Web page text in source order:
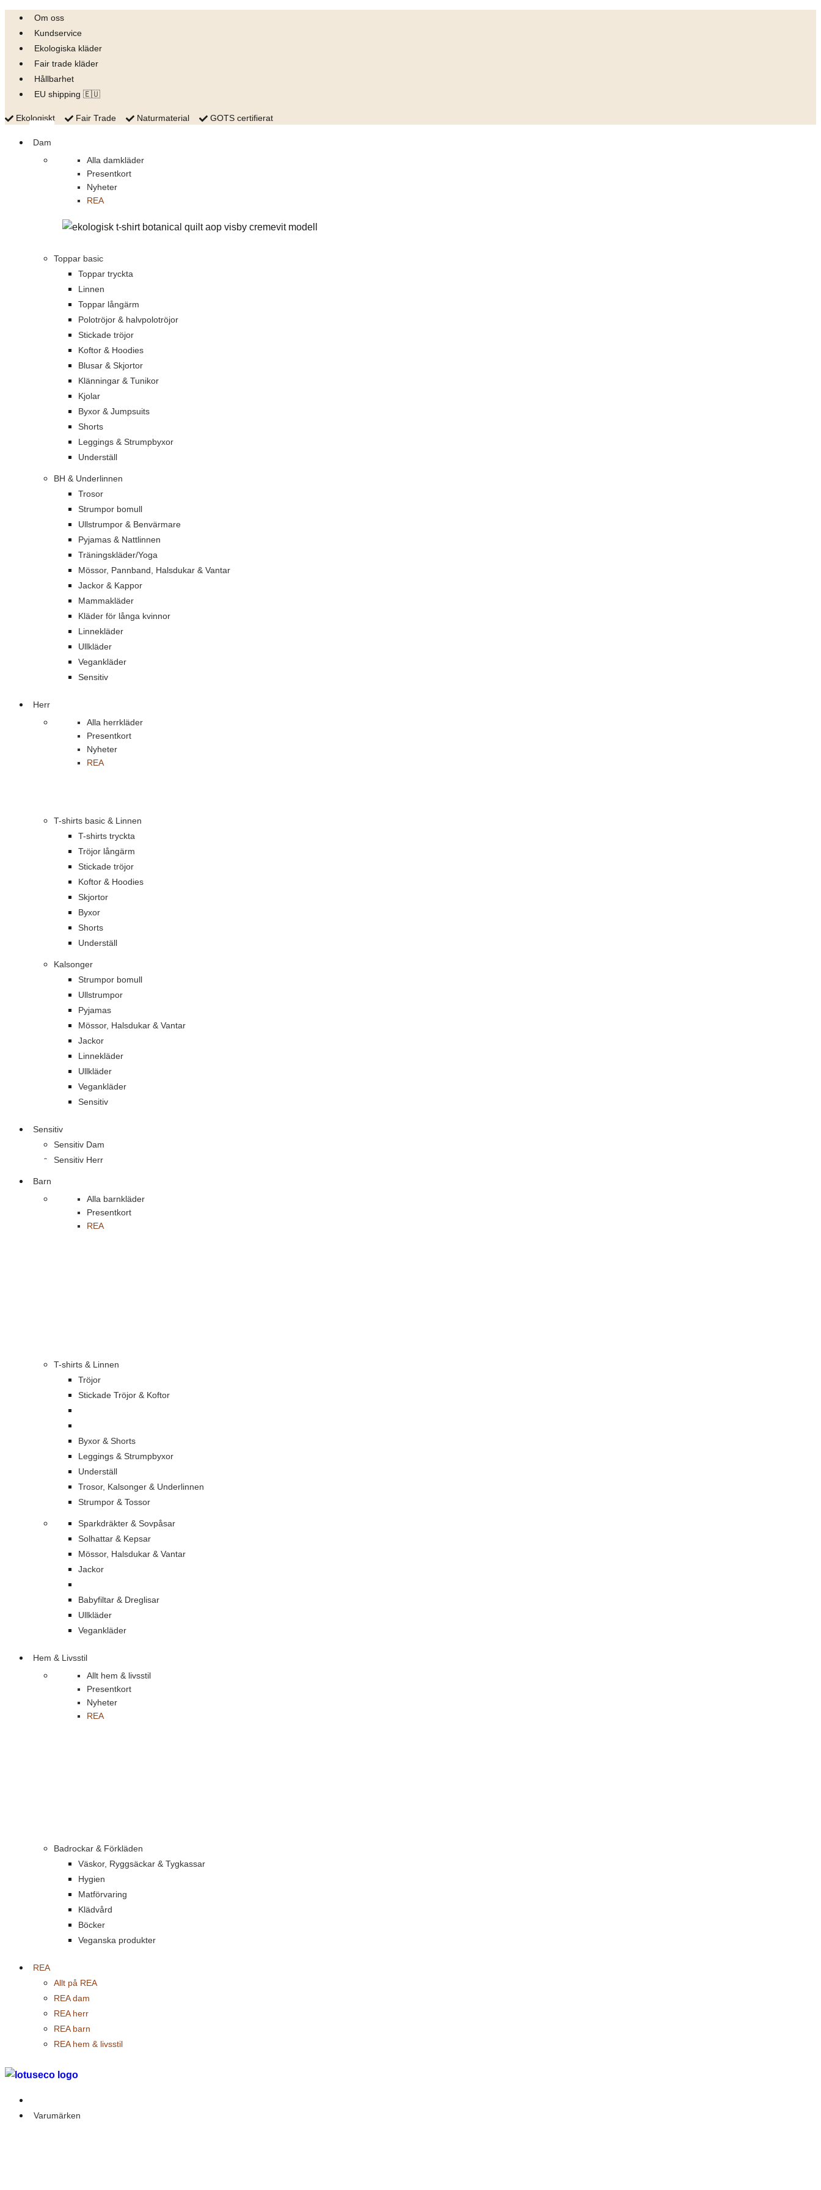
Skip
content
Om oss
Kundservice
Ekologiska kläder
Fair trade kläder
Hållbarhet
EU shipping 🇪🇺
Ekologiskt Fair Trade Naturmaterial GOTS certifierat
Dam
Alla damkläder
Presentkort
Nyheter
REA
Toppar basic
Toppar tryckta
Linnen
Toppar långärm
Polotröjor & halvpolotröjor
Stickade tröjor
Koftor & Hoodies
Blusar & Skjortor
Klänningar & Tunikor
Kjolar
Byxor & Jumpsuits
Shorts
Leggings & Strumpbyxor
Underställ
BH & Underlinnen
Trosor
Strumpor bomull
Ullstrumpor & Benvärmare
Pyjamas & Nattlinnen
Träningskläder/Yoga
Mössor, Pannband, Halsdukar & Vantar
Jackor & Kappor
Mammakläder
Kläder för långa kvinnor
Linnekläder
Ullkläder
Vegankläder
Sensitiv
Herr
Alla herrkläder
Presentkort
Nyheter
REA
T-shirts basic & Linnen
T-shirts tryckta
Tröjor långärm
Stickade tröjor
Koftor & Hoodies
Skjortor
Byxor
Shorts
Underställ
Kalsonger
Strumpor bomull
Ullstrumpor
Pyjamas
Mössor, Halsdukar & Vantar
Jackor
Linnekläder
Ullkläder
Vegankläder
Sensitiv
Sensitiv
Sensitiv Dam
Sensitiv Herr
Barn
Alla barnkläder
Presentkort
REA
T-shirts & Linnen
Tröjor
Stickade Tröjor & Koftor
Byxor & Shorts
Leggings & Strumpbyxor
Underställ
Trosor, Kalsonger & Underlinnen
Strumpor & Tossor
Sparkdräkter & Sovpåsar
Solhattar & Kepsar
Mössor, Halsdukar & Vantar
Jackor
Babyfiltar & Dreglisar
Ullkläder
Vegankläder
Hem & Livsstil
Allt hem & livsstil
Presentkort
Nyheter
REA
Badrockar & Förkläden
Väskor, Ryggsäckar & Tygkassar
Hygien
Matförvaring
Klädvård
Böcker
Veganska produkter
REA
Allt på REA
REA dam
REA herr
REA barn
REA hem & livsstil
Varumärken